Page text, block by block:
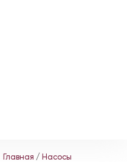
Главная / Насосы